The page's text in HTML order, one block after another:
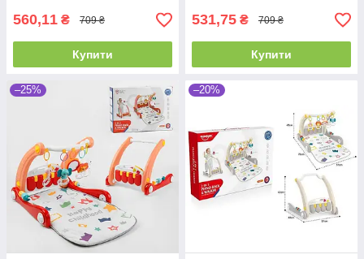
560,11 ₴ 709 ₴
Купити
531,75 ₴ 709 ₴
Купити
–25% –20%